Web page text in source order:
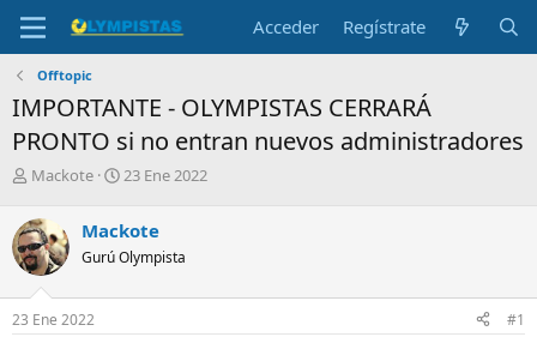
Acceder Regístrate
Offtopic
IMPORTANTE - OLYMPISTAS CERRARÁ
PRONTO si no entran nuevos administradores
I
i
c
i
a
d
o
Mackote
F
h
a
e
23 Ene 2022
Mackote
Gurú Olympista
23 Ene 2022 #1